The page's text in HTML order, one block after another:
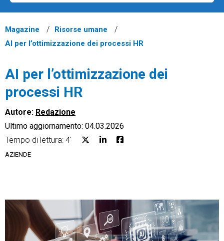
Email Marketing
Fatturazione
Magazine
Risorse umane
AI per l’ottimizzazione dei processi HR
AI per l’ottimizzazione dei
processi HR
Autore: Redazione
Ultimo aggiornamento: 04.03.2026
Tempo di lettura: 4'
AZIENDE